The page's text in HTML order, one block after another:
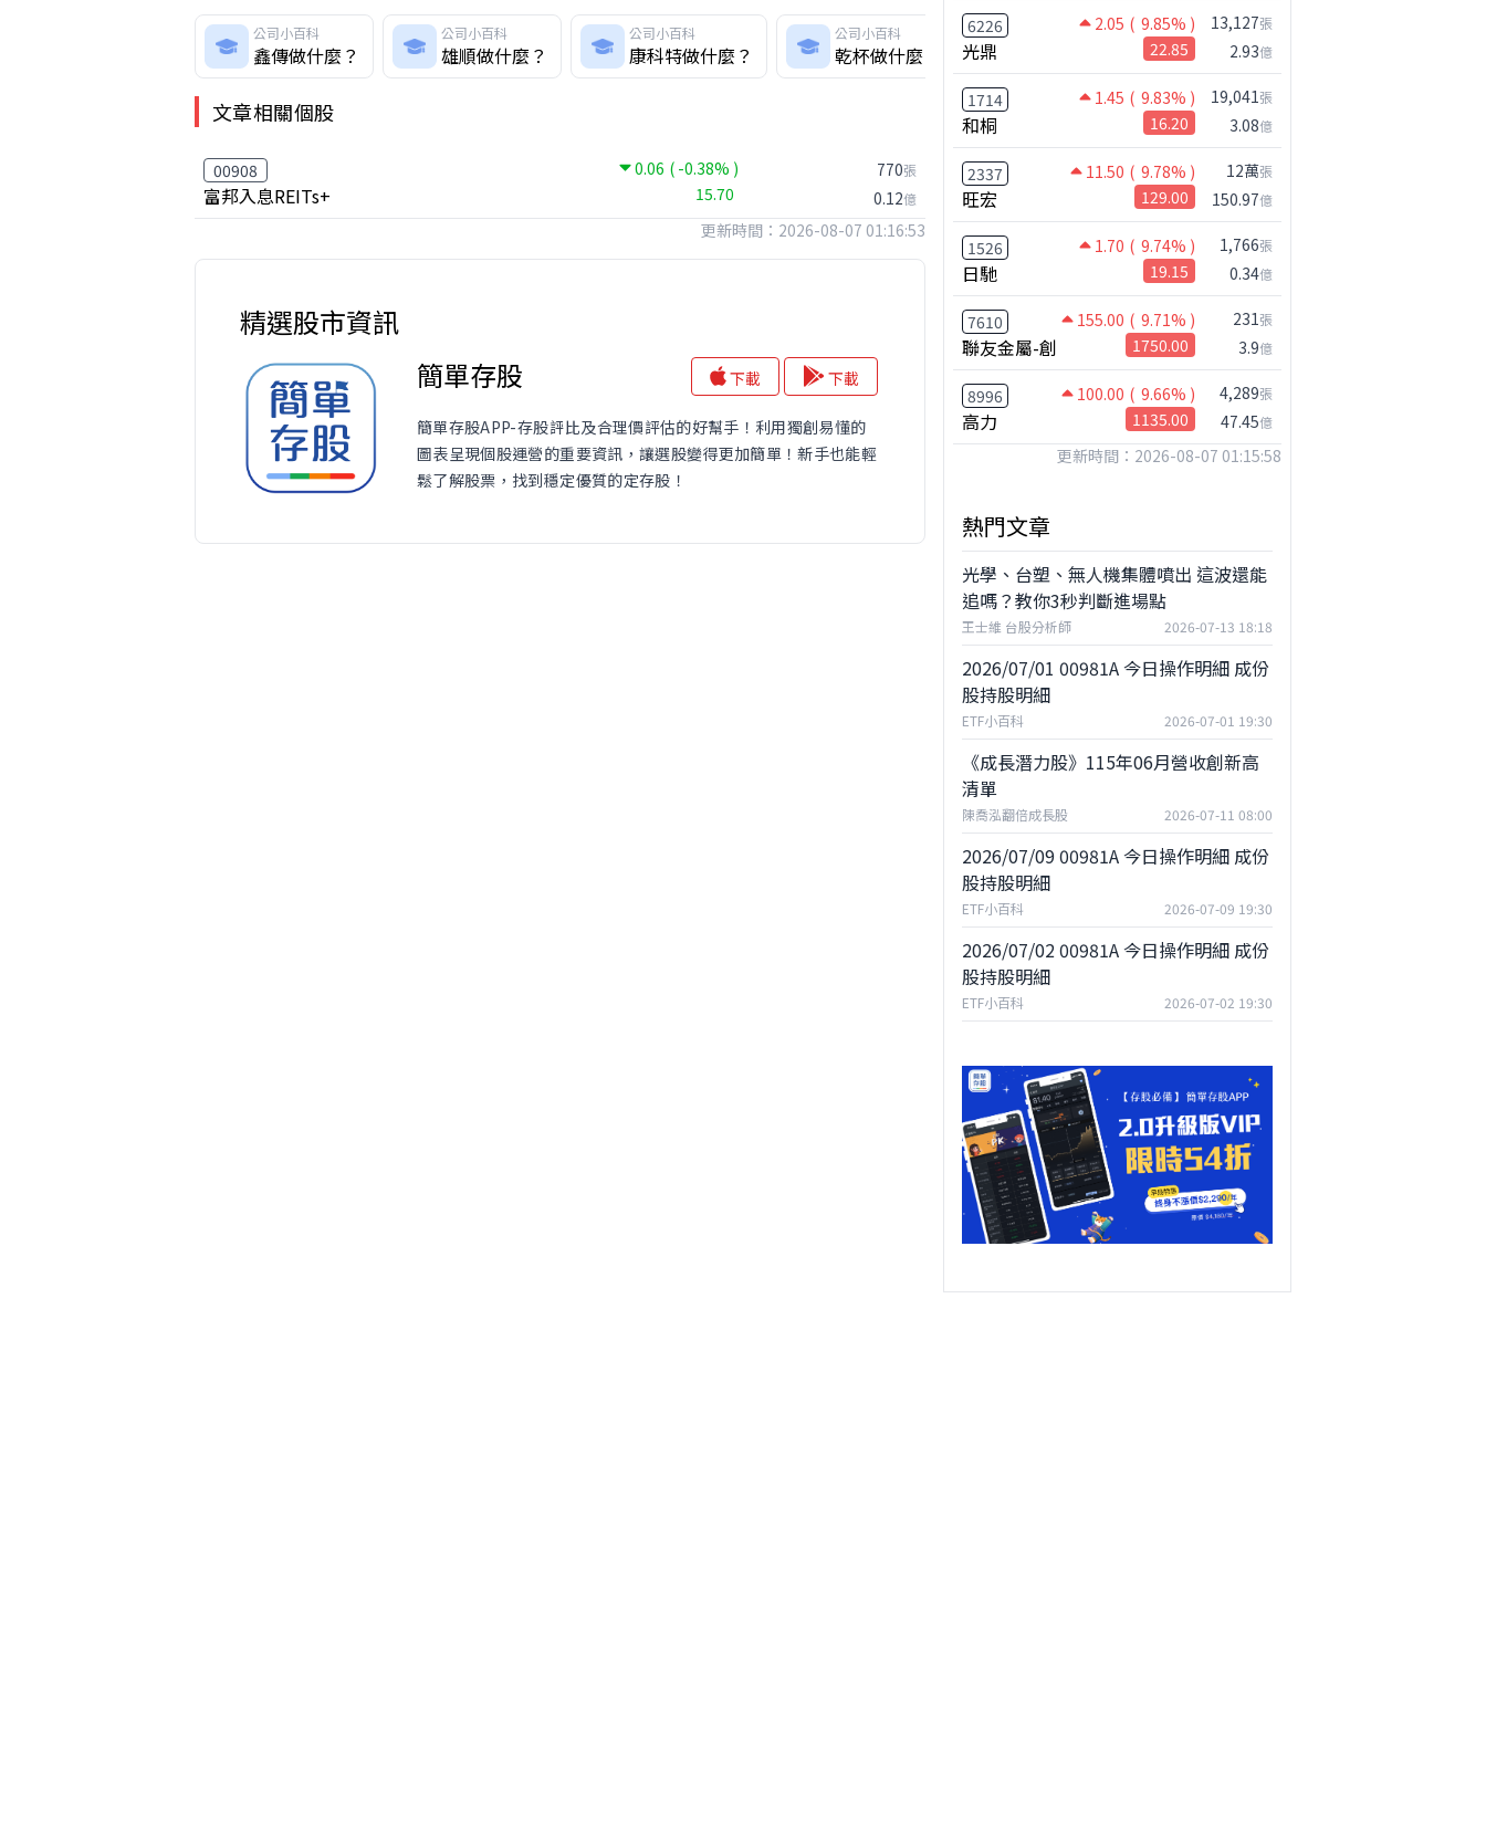
公司小百科
鑫傳做什麼？
公司小百科
雄順做什麼？
公司小百科
康科特做什麼？
公司小百科
乾杯做什麼？
公司小百科
邦睿生技-創做什麼？
文章相關個股
00908 0.06 ( -0.38% )
富邦入息REITs+ 15.70
770張
0.12億
更新時間：2026-08-07 01:16:53
精選股市資訊
簡單存股
下載 下載
簡單存股APP-存股評比及合理價評估的好幫手！利用獨創易懂的
圖表呈現個股運營的重要資訊，讓選股變得更加簡單！新手也能輕
鬆了解股票，找到穩定優質的定存股！
6226 2.05 ( 9.85% )
光鼎 22.85
13,127張
2.93億
1714 1.45 ( 9.83% )
和桐 16.20
19,041張
3.08億
2337 11.50 ( 9.78% )
旺宏 129.00
12萬張
150.97億
1526 1.70 ( 9.74% )
日馳 19.15
1,766張
0.34億
7610 155.00 ( 9.71% )
聯友金屬-創 1750.00
231張
3.9億
8996 100.00 ( 9.66% )
高力 1135.00
4,289張
47.45億
更新時間：2026-08-07 01:15:58
熱門文章
光學、台塑、無人機集體噴出 這波還能
追嗎？教你3秒判斷進場點
王士維 台股分析師 2026-07-13 18:18
2026/07/01 00981A 今日操作明細 成份
股持股明細
ETF小百科 2026-07-01 19:30
《成長潛力股》115年06月營收創新高
清單
陳喬泓翻倍成長股 2026-07-11 08:00
2026/07/09 00981A 今日操作明細 成份
股持股明細
ETF小百科 2026-07-09 19:30
2026/07/02 00981A 今日操作明細 成份
股持股明細
ETF小百科 2026-07-02 19:30